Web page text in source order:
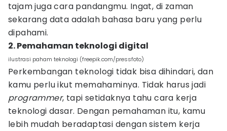
tajam juga cara pandangmu. Ingat, di zaman
sekarang data adalah bahasa baru yang perlu
dipahami.
2. Pemahaman teknologi digital
ilustrasi paham teknologi (freepik.com/pressfoto)
Perkembangan teknologi tidak bisa dihindari, dan
kamu perlu ikut memahaminya. Tidak harus jadi
programmer, tapi setidaknya tahu cara kerja
teknologi dasar. Dengan pemahaman itu, kamu
lebih mudah beradaptasi dengan sistem kerja